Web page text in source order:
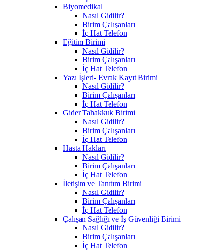
Biyomedikal
Nasıl Gidilir?
Birim Çalışanları
İç Hat Telefon
Eğitim Birimi
Nasıl Gidilir?
Birim Çalışanları
İç Hat Telefon
Yazı İşleri- Evrak Kayıt Birimi
Nasıl Gidilir?
Birim Çalışanları
İç Hat Telefon
Gider Tahakkuk Birimi
Nasıl Gidilir?
Birim Çalışanları
İç Hat Telefon
Hasta Hakları
Nasıl Gidilir?
Birim Çalışanları
İç Hat Telefon
İletişim ve Tanıtım Birimi
Nasıl Gidilir?
Birim Çalışanları
İç Hat Telefon
Çalışan Sağlığı ve İş Güvenliği Birimi
Nasıl Gidilir?
Birim Çalışanları
İç Hat Telefon